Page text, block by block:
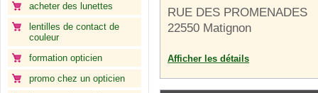
acheter des lunettes
lentilles de contact de
couleur
formation opticien
promo chez un opticien
RUE DES PROMENADES
22550 Matignon
Afficher les détails